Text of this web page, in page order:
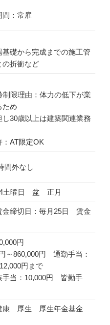
：常雇
礎から完成までの施工管
の折衝など
限理由：体力の低下が業
ため
30歳以上は建築関連業務
AT限定OK
間外なし
曜日 盆 正月
締切日：毎月25日 賃金
円
～860,000円 通勤手当：
円まで
当：10,000円 皆勤手
厚生 厚生年金基金